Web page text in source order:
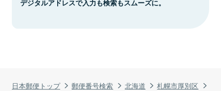
日本郵便トップ 郵便番号検索 北海道
札幌市厚別区
デジタルアドレスで入力も検索もスムーズに。